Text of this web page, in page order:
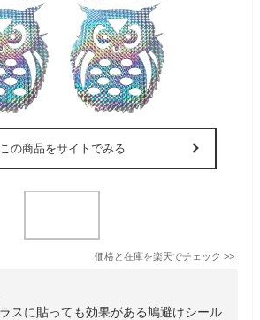
この商品をサイトでみる
価格と在庫を楽天でチェック >>
スに貼っても効果がある鳩避けシール